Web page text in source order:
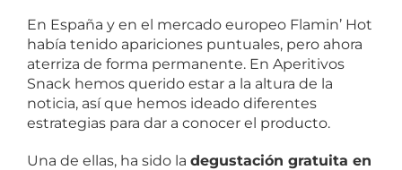
En España y en el mercado europeo Flamin’ Hot
había tenido apariciones puntuales, pero ahora
aterriza de forma permanente. En Aperitivos
Snack hemos querido estar a la altura de la
noticia, así que hemos ideado diferentes
estrategias para dar a conocer el producto.
Una de ellas, ha sido la degustación gratuita en